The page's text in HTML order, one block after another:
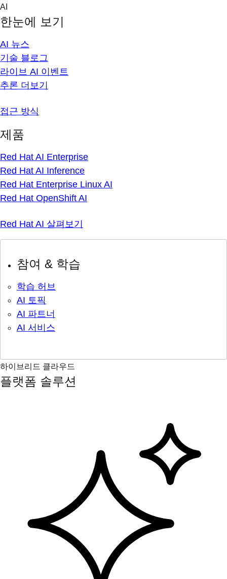
Skip
content
AI
한눈에 보기
AI 뉴스
기술 블로그
라이브 AI 이벤트
추론 더보기
접근 방식
제품
Red Hat AI Enterprise
Red Hat AI Inference
Red Hat Enterprise Linux AI
Red Hat OpenShift AI
Red Hat AI 살펴보기
참여 & 학습
학습 허브
AI 토픽
AI 파트너
AI 서비스
하이브리드 클라우드
플랫폼 솔루션